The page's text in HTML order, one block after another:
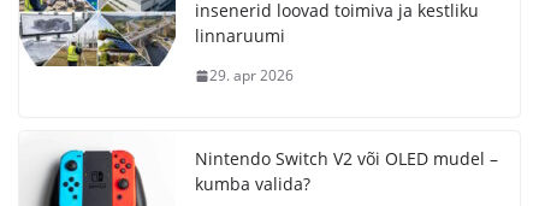
insenerid loovad toimiva ja kestliku
linnaruumi
29. apr 2026
Nintendo Switch V2 või OLED mudel –
kumba valida?